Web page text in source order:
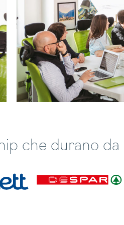
che durano da